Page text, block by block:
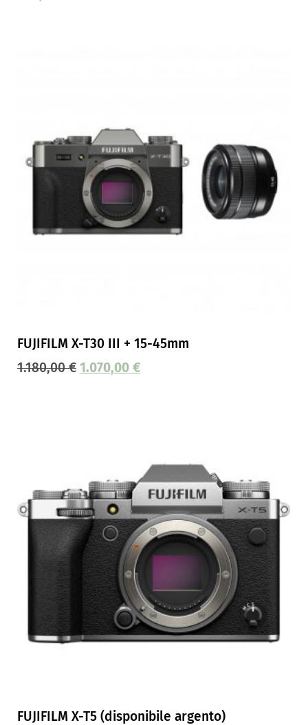
FUJIFILM X-T30 III + 15-45mm
1.180,00€ 1.070,00 €
FUJIFILM X-T5 (disponibile argento)